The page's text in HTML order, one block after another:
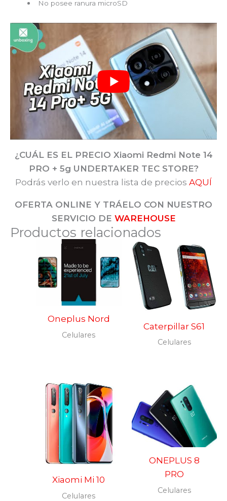
No posee ranura microSD
¿CUÁL ES EL PRECIO Xiaomi Redmi Note 14
PRO + 5g UNDERTAKER TEC STORE?
Podrás verlo en nuestra lista de precios AQUÍ
OFERTA ONLINE Y TRÁELO CON NUESTRO
SERVICIO DE WAREHOUSE
Productos relacionados
Oneplus Nord
Celulares
Caterpillar S61
Celulares
Xiaomi Mi 10
Celulares
ONEPLUS 8
PRO
Celulares